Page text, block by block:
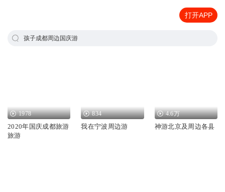
打开APP
孩子成都周边国庆游
1978
2020年国庆成都旅游
旅游
834
我在宁波周边游
4.6万
神游北京及周边各县